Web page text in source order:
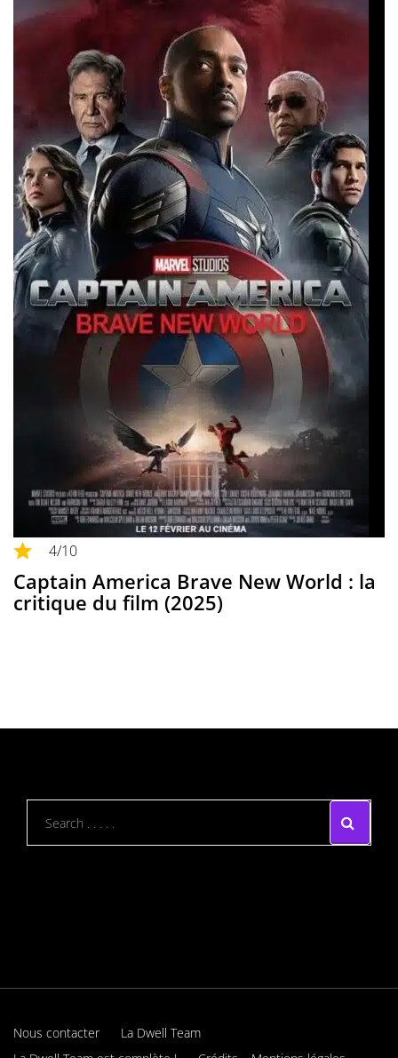
4/10
Captain America Brave New World : la
critique du film (2025)
Nous contacter
La Dwell Team